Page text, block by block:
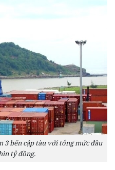
3 bến cập tàu với tổng mức đầu
tỷ đồng.